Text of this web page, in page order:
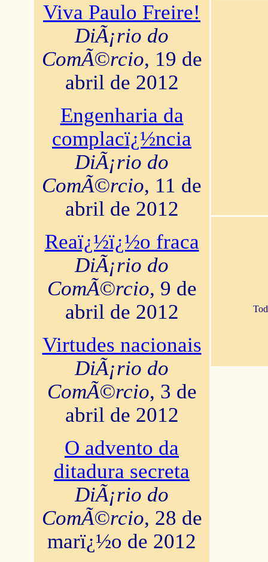
Viva Paulo Freire!
DiÃ¡rio do
ComÃ©rcio, 19 de
abril de 2012
Engenharia da
complacï¿½ncia
DiÃ¡rio do
ComÃ©rcio, 11 de
abril de 2012
Reaï¿½ï¿½o fraca
DiÃ¡rio do
ComÃ©rcio, 9 de
abril de 2012
Virtudes nacionais
DiÃ¡rio do
ComÃ©rcio, 3 de
abril de 2012
O advento da
ditadura secreta
DiÃ¡rio do
ComÃ©rcio, 28 de
marï¿½o de 2012